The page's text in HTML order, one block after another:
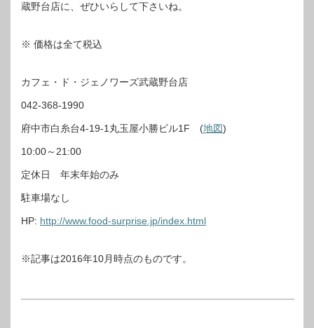
蔵野台店に、ぜひいらして下さいね。
※ 価格は全て税込
カフェ・ド・ジェノワーズ武蔵野台店
042-368-1990
府中市白糸台4-19-1丸玉屋小勝ビル1F (地図)
10:00～21:00
定休日 年末年始のみ
駐車場なし
HP: http://www.food-surprise.jp/index.html
※記事は2016年10月時点のものです。